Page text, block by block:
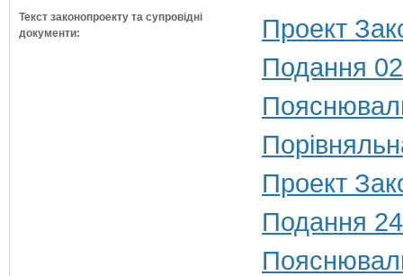
Текст законопроекту та супровідні
документи:
Проект
Подання
Проект
Подання